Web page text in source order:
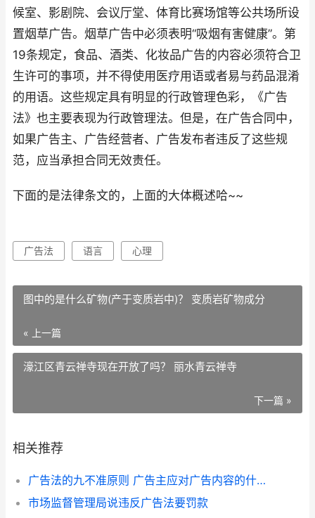
候室、影剧院、会议厅堂、体育比赛场馆等公共场所设
置烟草广告。烟草广告中必须表明“吸烟有害健康”。第
19条规定，食品、酒类、化妆品广告的内容必须符合卫
生许可的事项，并不得使用医疗用语或者易与药品混淆
的用语。这些规定具有明显的行政管理色彩，《广告
法》也主要表现为行政管理法。但是，在广告合同中，
如果广告主、广告经营者、广告发布者违反了这些规
范，应当承担合同无效责任。
下面的是法律条文的，上面的大体概述哈~~
广告法 语言 心理
图中的是什么矿物(产于变质岩中)？ 变质岩矿物成分
« 上一篇
濠江区青云禅寺现在开放了吗？ 丽水青云禅寺
下一篇 »
相关推荐
广告法的九不准原则 广告主应对广告内容的什么负责?
市场监督管理局说违反广告法要罚款